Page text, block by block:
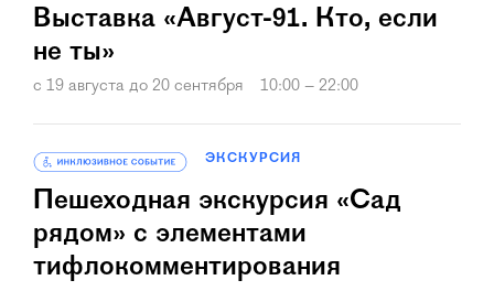
Выставка «Август-91. Кто, если
не ты»
c 19 августа до 20 сентября 10:00 – 22:00
ЭКСКУРСИЯ
Пешеходная экскурсия «Сад
рядом» с элементами
тифлокомментирования